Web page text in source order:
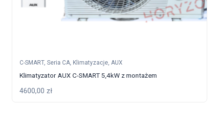
C-SMART,Seria CA Klimatyzacje AUX
Klimatyzator AUX C-SMART 5,4kW z montażem
4600,00 zł